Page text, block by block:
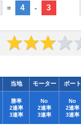
= 4 - 3
当地 モーター ボート
勝率
2連率
3連率
No
2連率
3連率
No
2連率
3連率